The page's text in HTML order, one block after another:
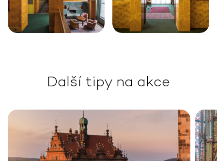
Další tipy na akce